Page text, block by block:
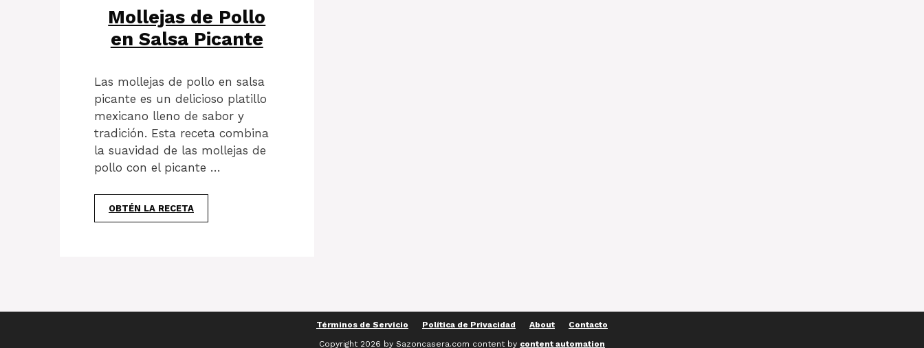
Mollejas de Pollo
en Salsa Picante
Las mollejas de pollo en salsa
picante es un delicioso platillo
mexicano lleno de sabor y
tradición. Esta receta combina
la suavidad de las mollejas de
pollo con el picante …
OBTÉN LA RECETA
Términos de Servicio Política de Privacidad About
Contacto
Copyright 2026 by Sazoncasera.com content by content automation